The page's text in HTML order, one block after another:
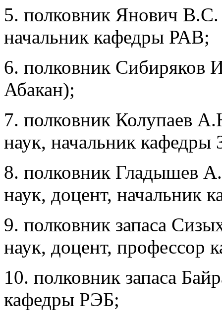
5. полковник Янович В.С.
начальник кафедры РАВ;
6. полковник Сибиряков
Абакан);
7. полковник Колупаев
наук, начальник
8. полковник Гладышев
наук, доцент, начальник
9. полковник запаса
наук, доцент,
10. полковник запаса
кафедры РЭБ;